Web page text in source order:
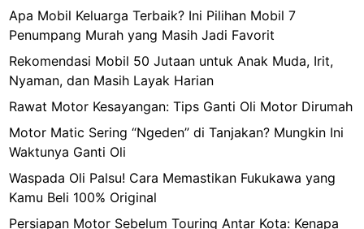
Apa Mobil Keluarga Terbaik? Ini Pilihan Mobil 7
Penumpang Murah yang Masih Jadi Favorit
Rekomendasi Mobil 50 Jutaan untuk Anak Muda, Irit,
Nyaman, dan Masih Layak Harian
Rawat Motor Kesayangan: Tips Ganti Oli Motor Dirumah
Motor Matic Sering “Ngeden” di Tanjakan? Mungkin Ini
Waktunya Ganti Oli
Waspada Oli Palsu! Cara Memastikan Fukukawa yang
Kamu Beli 100% Original
Persiapan Motor Sebelum Touring Antar Kota: Kenapa